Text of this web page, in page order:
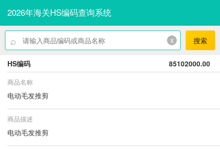
2026年海关HS编码查询系统
⌕ x 搜索
HS编码 85102000.00
商品名称
电动毛发推剪
商品描述
电动毛发推剪